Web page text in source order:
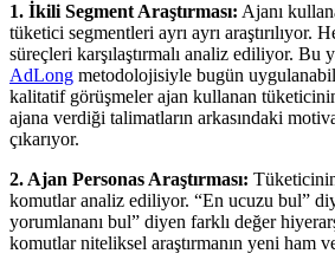
1. İkili Segment Araştırması: Ajanı
tüketici segmentleri ayrı ayrı araştırılıyor.
süreçleri karşılaştırmalı analiz ediliyor. Bu
AdLong metodolojisiyle bugün
kalitatif görüşmeler ajan kullanan
ajana verdiği talimatların arkasındaki
çıkarıyor.
2. Ajan Personas Araştırması:
komutlar analiz ediliyor. “En ucuzu bul”
yorumlananı bul” diyen farklı değer
komutlar niteliksel araştırmanın yeni ham